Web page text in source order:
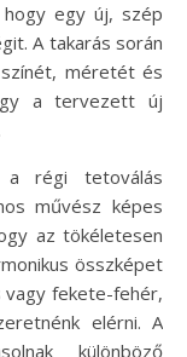
egy új, szép
A takarás során
méretét és
a tervezett új
a régi tetoválás
művész képes
az tökéletesen
összképet
vagy fekete-fehér,
elérni. A
különböző